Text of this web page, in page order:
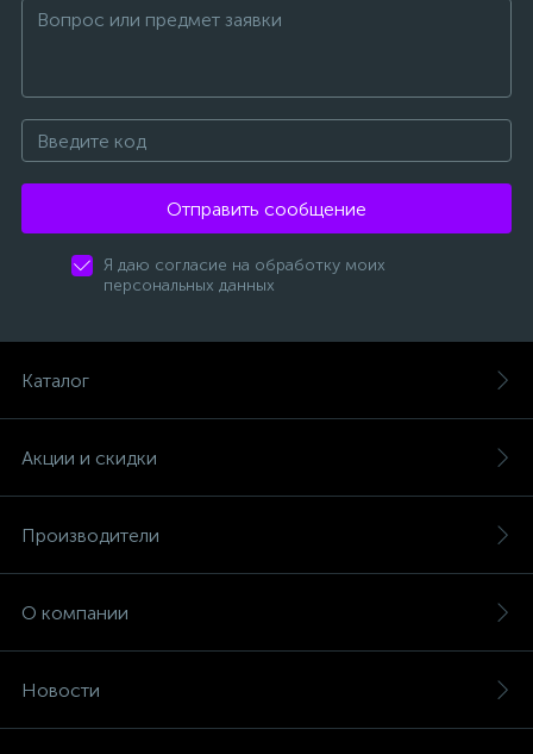
Отправить сообщение
Я даю согласие на обработку моих
персональных данных
Каталог
Акции и скидки
Производители
О компании
Новости